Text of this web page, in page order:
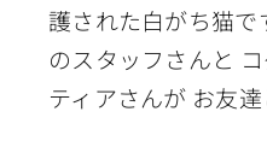
護された白がち猫
のスタッフさんと
ティアさんが お友